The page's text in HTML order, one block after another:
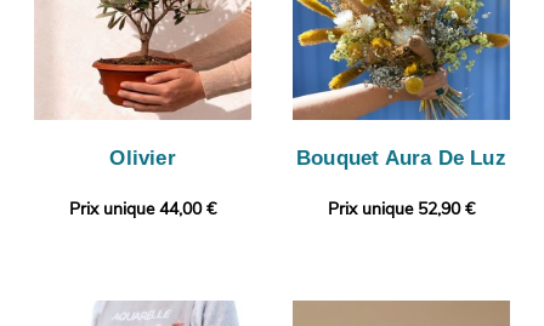
Olivier
Prix unique 44,00 €
Bouquet Aura De Luz
Prix unique 52,90 €